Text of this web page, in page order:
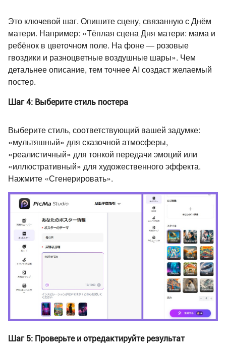
Это ключевой шаг. Опишите сцену, связанную с Днём
матери. Например: «Тёплая сцена Дня матери: мама и
ребёнок в цветочном поле. На фоне — розовые
гвоздики и разноцветные воздушные шары». Чем
детальнее описание, тем точнее AI создаст желаемый
постер.
Шаг 4: Выберите стиль постера
Выберите стиль, соответствующий вашей задумке:
«мультяшный» для сказочной атмосферы,
«реалистичный» для тонкой передачи эмоций или
«иллюстративный» для художественного эффекта.
Нажмите «Сгенерировать».
Шаг 5: Проверьте и отредактируйте результат